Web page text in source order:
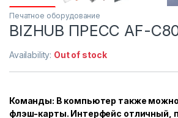
Печатное оборудование
BIZHUB ПРЕСС AF-
Availability: Out of stock
Команды: В компьютер также
флэш-карты. Интерфейс отличный,